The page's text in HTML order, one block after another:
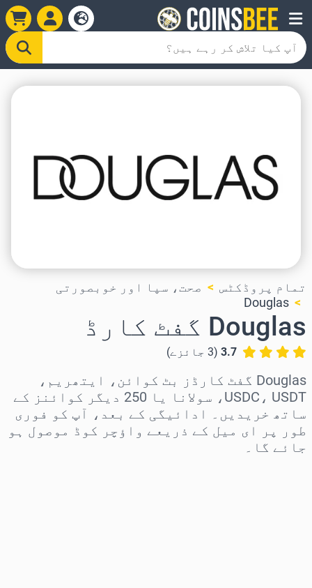
تمام پروڈکٹس
صحت، سپا اور خوبصورتی
Douglas
Douglas گفٹ کارڈ
3.7
(
3 جائزے)
Douglas گفٹ کارڈز بٹ کوائن، ایتھریم،
USDC، USDT، سولانا یا 250 دیگر کوائنز کے
ساتھ خریدیں۔ ادائیگی کے بعد، آپ کو فوری
طور پر ای میل کے ذریعے واؤچر کوڈ موصول ہو
جائے گا۔